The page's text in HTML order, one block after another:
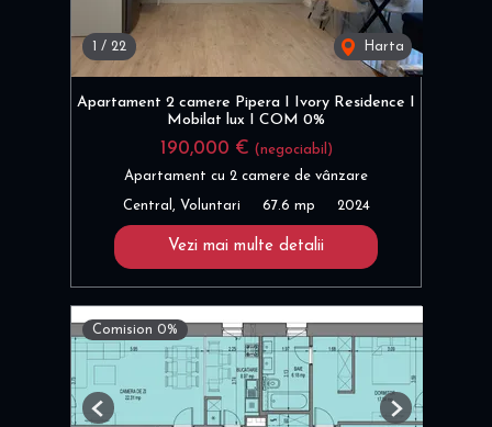
/ 22 Harta
Apartament 2 camere Pipera I Ivory Residence I
Mobilat lux I COM 0%
190,000 € (negociabil)
Apartament cu 2 camere de vânzare
Central, Voluntari 67.6 mp 2024
Vezi mai multe detalii
Comision 0%
Previous Next